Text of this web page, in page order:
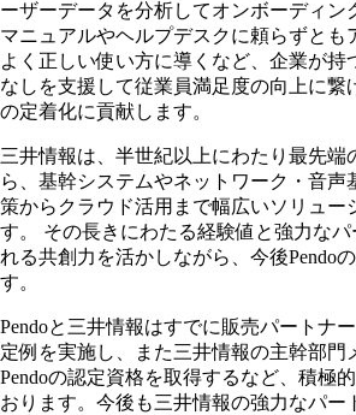
ーザーデータを分析してオンボーディン
マニュアルやヘルプデスクに頼らずとも
よく正しい使い方に導くなど、企業が持
なしを支援して従業員満足度の向上に繋
の定着化に貢献します。
三井情報は、半世紀以上にわたり最先端
ら、基幹システムやネットワーク・音声
策からクラウド活用まで幅広いソリュー
す。 その長きにわたる経験値と強力なパ
れる共創力を活かしながら、今後Pendo
す。
Pendoと三井情報はすでに販売パートナ
定例を実施し、また三井情報の主幹部門
Pendoの認定資格を取得するなど、積極
おります。今後も三井情報の強力なパー